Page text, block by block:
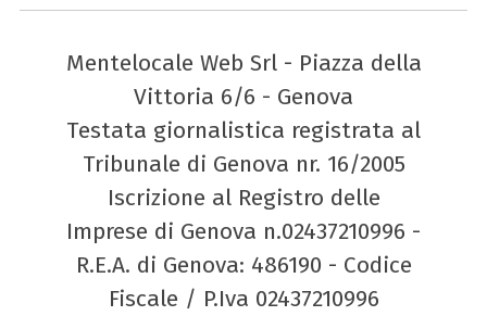
Mentelocale Web Srl - Piazza della
Vittoria 6/6 - Genova
Testata giornalistica registrata al
Tribunale di Genova nr. 16/2005
Iscrizione al Registro delle
Imprese di Genova n.02437210996 -
R.E.A. di Genova: 486190 - Codice
Fiscale / P.Iva 02437210996